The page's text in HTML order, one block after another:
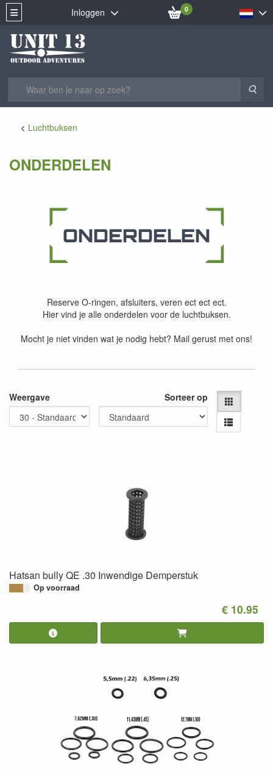
Inloggen 0
Luchtbuksen
ONDERDELEN
Reserve O-ringen, afsluiters, veren ect ect ect.
Hier vind je alle onderdelen voor de luchtbuksen.
Mocht je niet vinden wat je nodig hebt? Mail gerust met ons!
Weergave Sorteer op
Hatsan bully QE .30 Inwendige Demperstuk
Op voorraad
€ 10.95